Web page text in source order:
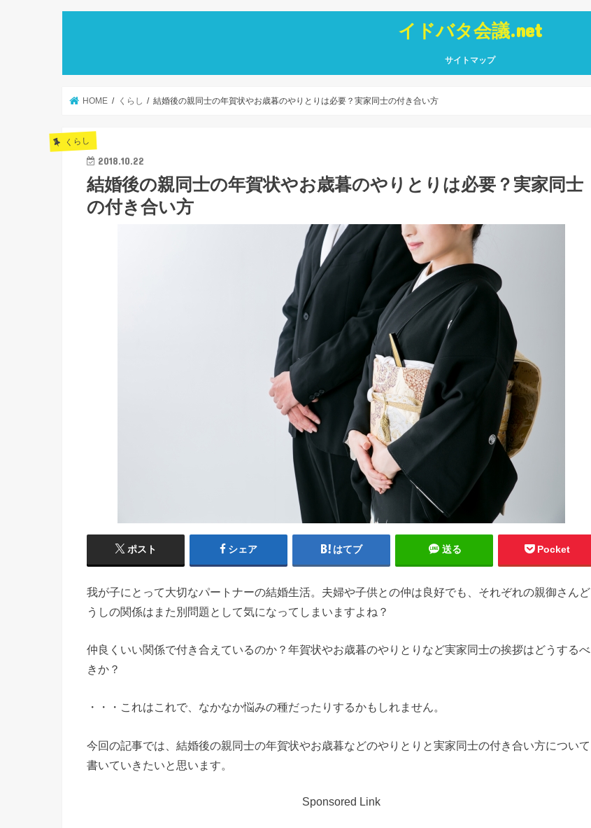
イドバタ会議.net
サイトマップ
HOME くらし 結婚後の親同士の年賀状やお歳暮のやりとりは必要？実家同士の付き合い方
くらし
2018.10.22
結婚後の親同士の年賀状やお歳暮のやりとりは必要？実家同士
の付き合い方
ポスト シェア はてブ 送る Pocket
我が子にとって大切なパートナーの結婚生活。夫婦や子供との仲は良好でも、それぞれの親御さんど
うしの関係はまた別問題として気になってしまいますよね？
仲良くいい関係で付き合えているのか？年賀状やお歳暮のやりとりなど実家同士の挨拶はどうするべ
きか？
・・・これはこれで、なかなか悩みの種だったりするかもしれません。
今回の記事では、結婚後の親同士の年賀状やお歳暮などのやりとりと実家同士の付き合い方について
書いていきたいと思います。
Sponsored Link